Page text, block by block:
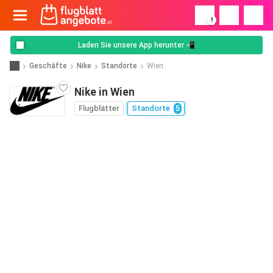
!
Laden Sie unsere App herunter 📲
Geschäfte Nike Standorte Wien
Nike in Wien
Flugblätter Standorte 5